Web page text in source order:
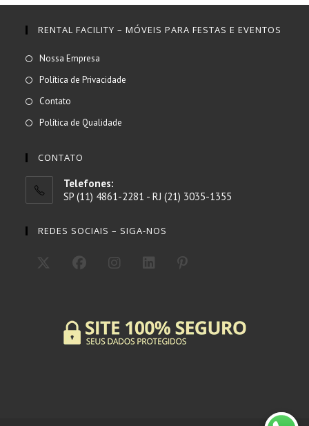
RENTAL FACILITY – MÓVEIS PARA FESTAS E EVENTOS
Nossa Empresa
em
aba
Política de Privacidade
Contato
em
Política de Qualidade
CONTATO
Telefones:
SP (11) 4861-2281 - RJ (21) 3035-1355
REDES SOCIAIS – SIGA-NOS